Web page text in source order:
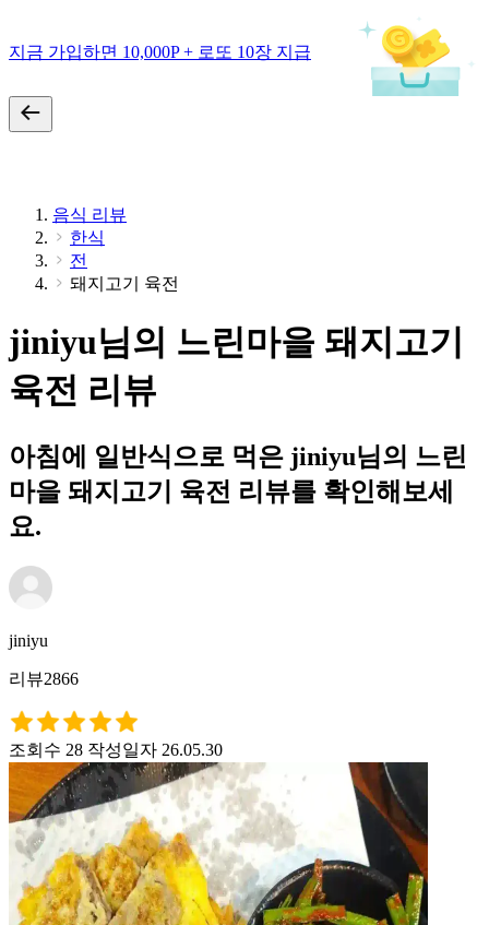
지금 가입하면 10,000P + 로또 10장 지급
음식 리뷰
한식
전
돼지고기 육전
jiniyu님의 느린마을 돼지고기
육전 리뷰
아침에 일반식으로 먹은 jiniyu님의 느린
마을 돼지고기 육전 리뷰를 확인해보세
요.
jiniyu
리뷰2866
조회수 28 작성일자 26.05.30